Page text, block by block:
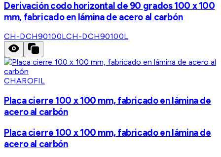
Derivación codo horizontal de 90 grados 100 x 100
mm, fabricado en lámina de acero al carbón
CH-DCH90100LCH-DCH90100L
CHAROFIL
Placa cierre 100 x 100 mm, fabricado en lámina de
acero al carbón
Placa cierre 100 x 100 mm, fabricado en lámina de
acero al carbón